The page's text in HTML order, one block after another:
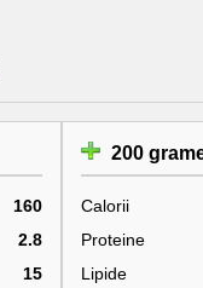
160
2.8
15
200
Calorii
Proteine
Lipide